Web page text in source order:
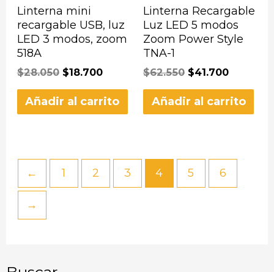
Linterna mini
recargable USB, luz
LED 3 modos, zoom
518A
$28.050 $18.700
Añadir al carrito
Linterna Recargable
Luz LED 5 modos
Zoom Power Style
TNA-1
$62.550 $41.700
Añadir al carrito
← 1 2 3 4 5 6
→